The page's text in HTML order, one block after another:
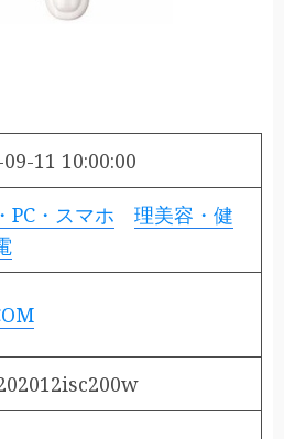
11 10:00:00
PC・スマホ
理美容・健